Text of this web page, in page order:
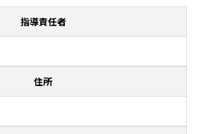
指導責任者
住所